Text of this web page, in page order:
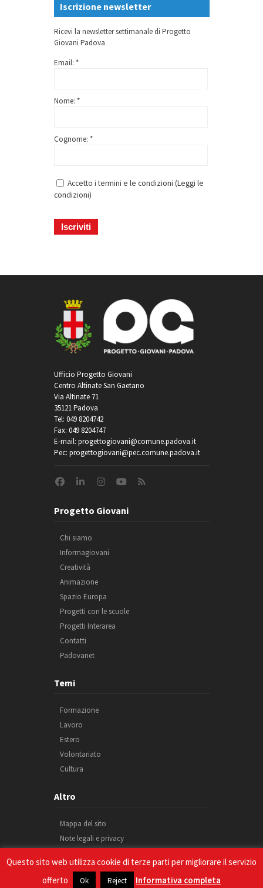
Iscrizione newsletter
Ricevi la newsletter settimanale di Progetto
Giovani Padova
Email: *
Nome: *
Cognome: *
Accetto i termini e le condizioni (Leggi le
condizioni)
Ufficio Progetto Giovani
Centro Altinate San Gaetano
Via Altinate 71
35121 Padova
Tel: 049 8204742
Fax: 049 8204747
E-mail: progettogiovani@comune.padova.it
Pec: progettogiovani@pec.comune.padova.it
Progetto Giovani
Chi siamo
Informagiovani
Creatività
Animazione
Spazio Europa
Progetti con le scuole
Progetti Interarea
Contatti
Padovanet
Temi
Formazione
Lavoro
Estero
Volontariato
Cultura
Altro
Mappa del sito
Note legali e privacy
Credits
Questo sito web utilizza cookie di terze parti per migliorare il servizio
offerto
Ok Reject Informativa completa